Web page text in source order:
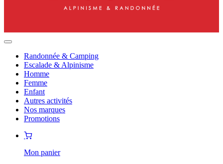
Randonnée & Camping
Escalade & Alpinisme
Homme
Femme
Enfant
Autres activités
Nos marques
Promotions
Mon panier